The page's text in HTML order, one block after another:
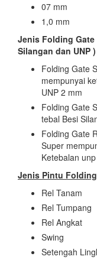
07 mm
1,0 mm
Jenis Folding Gate
Silangan dan UNP )
Folding Gate
mempunyai
UNP 2 mm
Folding Gate
tebal Besi
Folding Gate
Super
Ketebalan
Jenis Pintu
Rel Tanam
Rel Tumpang
Rel Angkat
Swing
Setengah